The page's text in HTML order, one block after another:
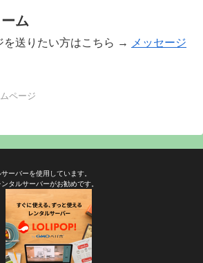
ム
を送りたい方はこちら →
メッセージ
ページ
ーバーを使用しています。
タルサーバーがお勧めです。